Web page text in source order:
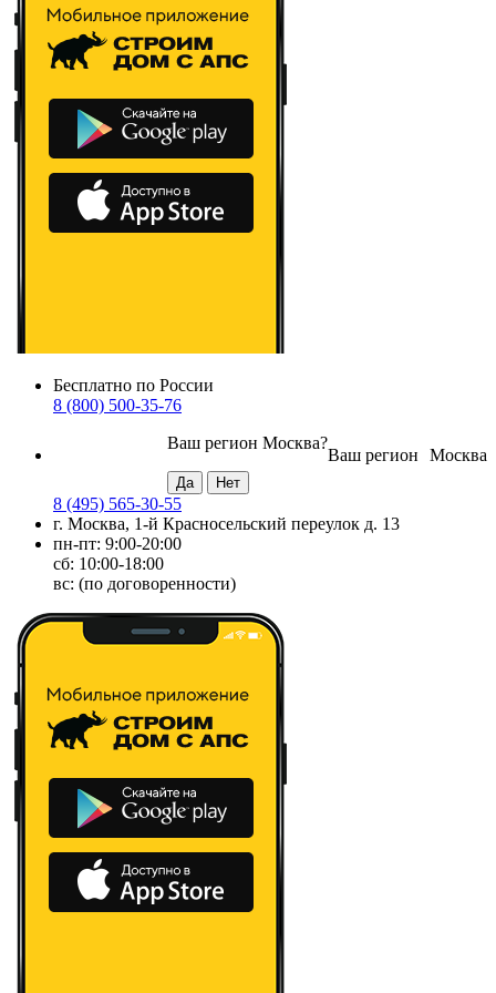
Бесплатно по России
8 (800) 500-35-76
Москва
Ваш регион
Ваш регион Москва?
8 (495) 565-30-55
г. Москва, 1-й Красносельский переулок д. 13
пн-пт: 9:00-20:00
сб: 10:00-18:00
вс: (по договоренности)